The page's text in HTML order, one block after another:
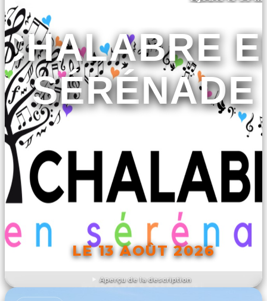
Aperçu de la description
SÉRÉNADE
LE 13 AOÛT 2026
DÉCOUVRIR L'ÉVÉNEMENT